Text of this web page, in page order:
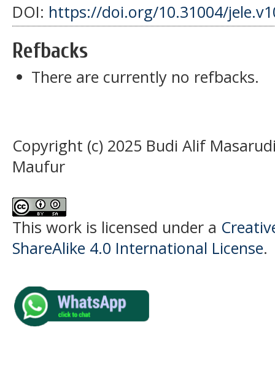
DOI: https://doi.org/10.31004/
Refbacks
There are currently no refbacks.
Copyright (c) 2025 Budi Alif
Maufur
This work is licensed under a
ShareAlike 4.0 International License.